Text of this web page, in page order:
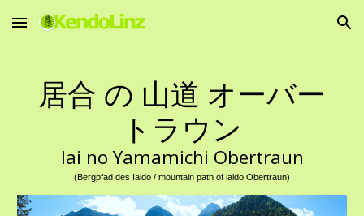
Skip to main content Skip to navigation
居合 の 山道 オーバー
トラウン
Iai no Yamamichi Obertraun
(Bergpfad des Iaido / mountain path of iaido Obertraun)